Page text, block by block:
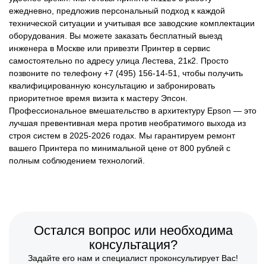
ежедневно, предложив персональный подход к каждой
технической ситуации и учитывая все заводские комплектации
оборудования. Вы можете заказать бесплатный выезд
инженера в Москве или привезти Принтер в сервис
самостоятельно по адресу улица Лестева, 21к2. Просто
позвоните по телефону +7 (495) 156-14-51, чтобы получить
квалифицированную консультацию и забронировать
приоритетное время визита к мастеру Эпсон.
Профессиональное вмешательство в архитектуру Epson — это
лучшая превентивная мера против необратимого выхода из
строя систем в 2025-2026 годах. Мы гарантируем ремонт
вашего Принтера по минимальной цене от 800 рублей с
полным соблюдением технологий.
Остался вопрос или необходима
консультация?
Задайте его нам и специалист проконсультирует Вас!